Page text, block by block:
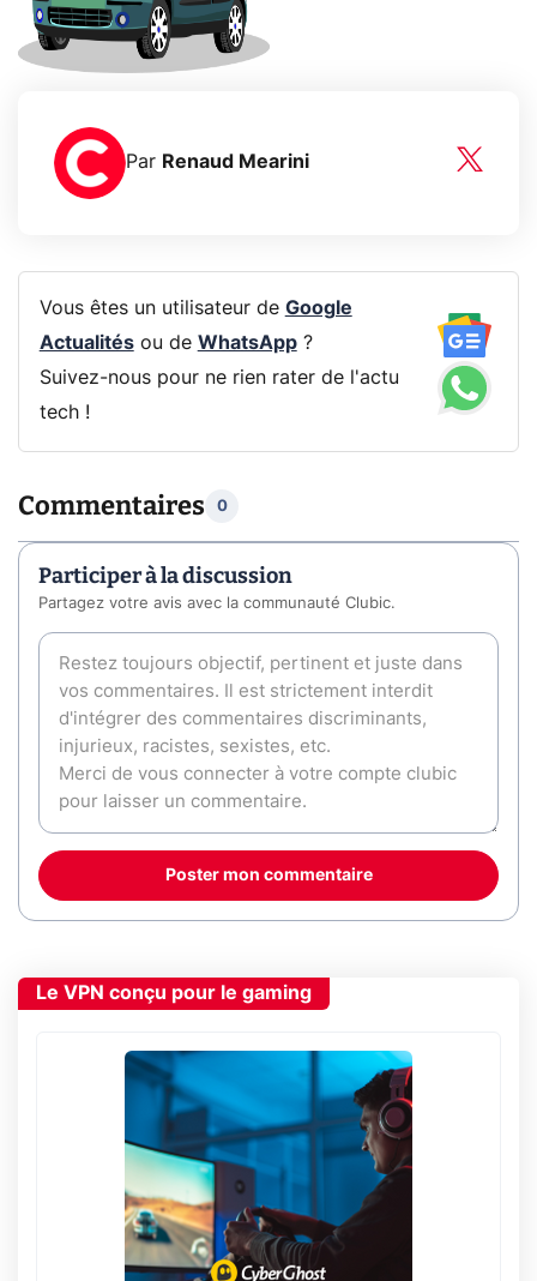
Par Renaud Mearini
Vous êtes un utilisateur de Google
Actualitésou de WhatsApp?
Suivez-nous pour ne rien rater de l'actu
tech !
Commentaires 0
Participer à la discussion
Partagez votre avis avec la communauté Clubic.
Poster mon commentaire
Le VPN conçu pour le gaming